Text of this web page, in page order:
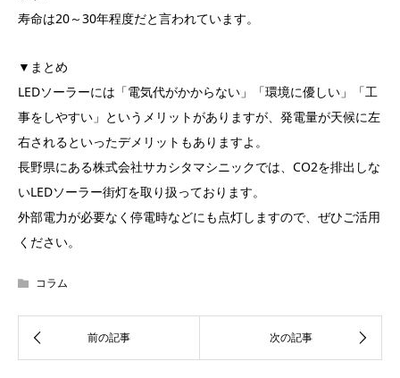
寿命は20～30年程度だと言われています。
▼まとめ
LEDソーラーには「電気代がかからない」「環境に優しい」「工
事をしやすい」というメリットがありますが、発電量が天候に左
右されるといったデメリットもありますよ。
長野県にある株式会社サカシタマシニックでは、CO2を排出しな
いLEDソーラー街灯を取り扱っております。
外部電力が必要なく停電時などにも点灯しますので、ぜひご活用
ください。
コラム